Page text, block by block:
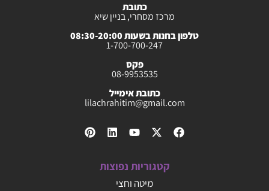
כתובת
מרכז מסחרי, בניין שיא
טלפון בחנות בשעות 08:30-20:00
1-700-700-247
פקס
08-9953535
כתובת אימייל
lilachrahitim@gmail.com
קטגוריות נפוצות
מיטה וחצי